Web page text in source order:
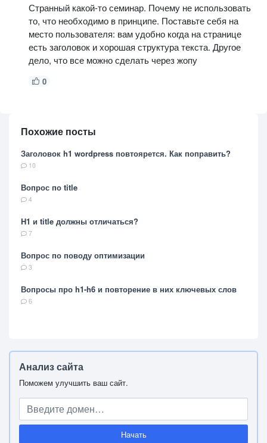
Странный какой-то семинар. Почему не использовать
то, что необходимо в принципе. Поставьте себя на
место пользователя: вам удобно когда на странице
есть заголовок и хорошая структура текста. Другое
дело, что все можно сделать через жопу
0
Похожие посты
Заголовок h1 wordpress повтоярется. Как поправить?
10
Вопрос по title
4
H1 и title должны отличаться?
7
Вопрос по поводу оптимизации
3
Вопросы про h1-h6 и повторение в них ключевых слов
6
Анализ сайта
Поможем улучшить ваш сайт.
Начать